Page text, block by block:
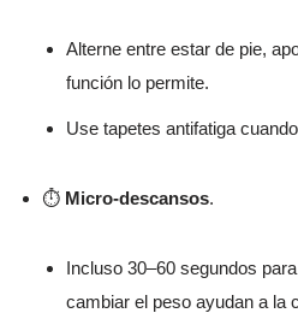
Alterne entre estar de pie,
función lo permite.
Use tapetes antifatiga
⏱ Micro-descansos.
Incluso 30–60 segundos
cambiar el peso ayudan a la